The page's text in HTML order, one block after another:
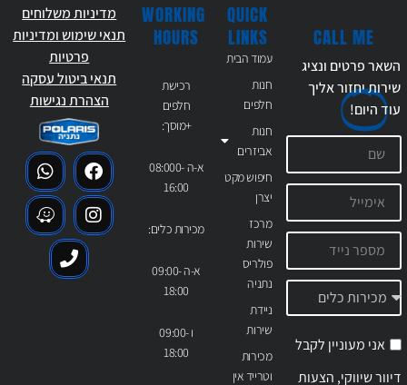
QUICK
LINKS
עמוד הבית
חנות
חלפים
חנות
אביזרים
חיפוש מקט
יצרן
מרכז
שירות
פולריס
נתניה
ניידת
שירות
מכירות
וטרייד אין
WORKING
HOURS
רכישת
חלפים
+מוסך:
א-ה 08:000-
16:00
מכירות כלים:
א-ה 09:00-
18:00
ו 09:00-
18:00
CALL ME
השאר פרטים ונציג
שירות יחזור אליך
עודהיום!
אני מעוניין לקבל
דיוור שיווקי, הצעות
מדיניות משלוחים
תנאי שימוש ומדיניות
פרטיות
תנאי ביטול עסקה
הצהרת נגישות